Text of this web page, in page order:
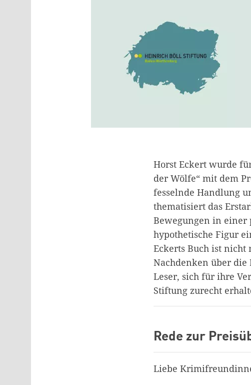
Horst Eckert wurde
der Wölfe“ mit dem
fesselnde Handlung
thematisiert das
Bewegungen in
hypothetische Figur
Eckerts Buch ist nicht
Nachdenken über
Leser, sich für ihre
Stiftung zurecht
Rede zur
Liebe